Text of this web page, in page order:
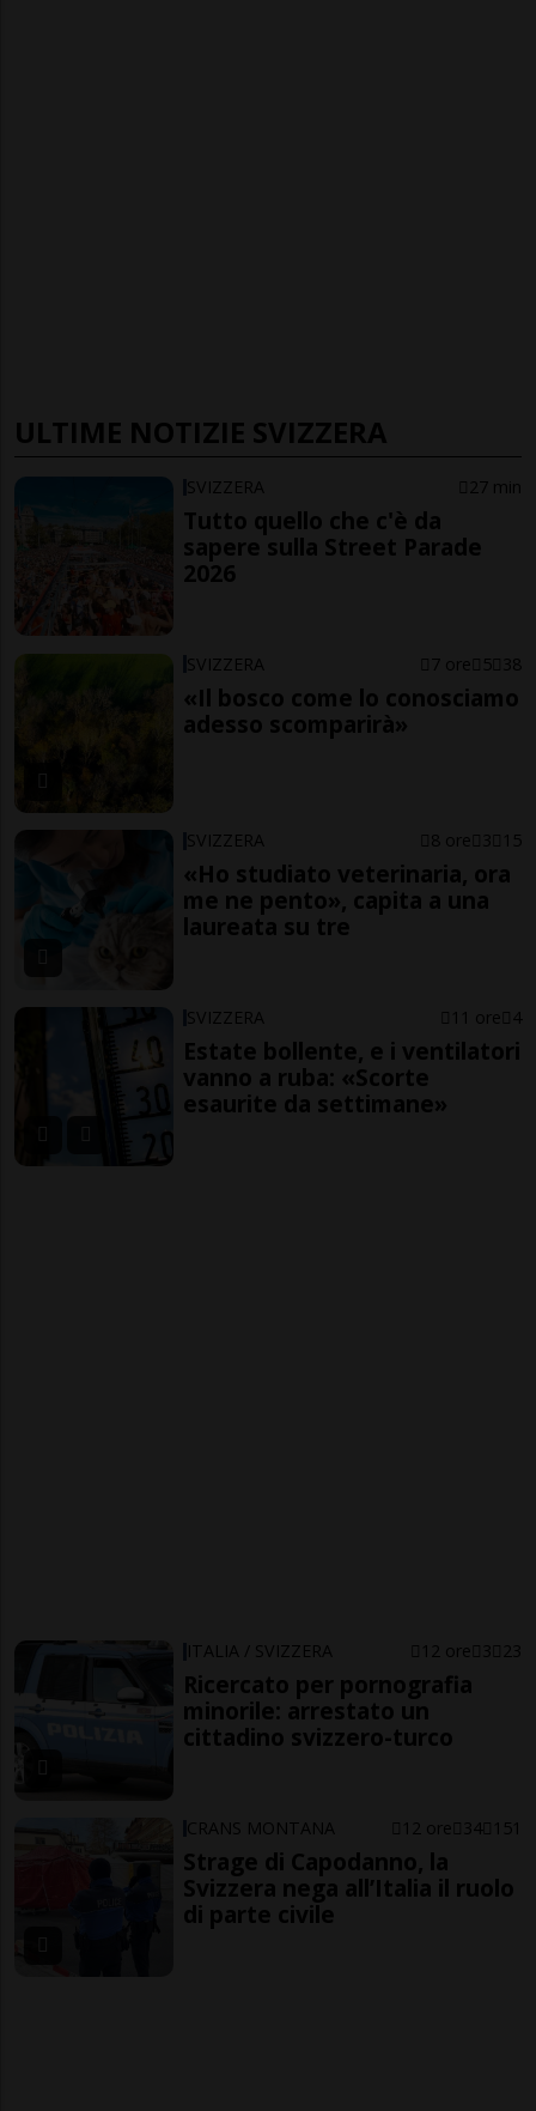
ULTIME NOTIZIE SVIZZERA
SVIZZERA 27 min
Tutto quello che c'è da
sapere sulla Street Parade
2026
SVIZZERA 7 ore 5 38
«Il bosco come lo conosciamo
adesso scomparirà»
SVIZZERA 8 ore 3 15
«Ho studiato veterinaria, ora
me ne pento», capita a una
laureata su tre
SVIZZERA 11 ore 4
Estate bollente, e i ventilatori
vanno a ruba: «Scorte
esaurite da settimane»
ITALIA / SVIZZERA 12 ore 3 23
Ricercato per pornografia
minorile: arrestato un
cittadino svizzero-turco
CRANS MONTANA 12 ore 34 151
Strage di Capodanno, la
Svizzera nega all’Italia il ruolo
di parte civile